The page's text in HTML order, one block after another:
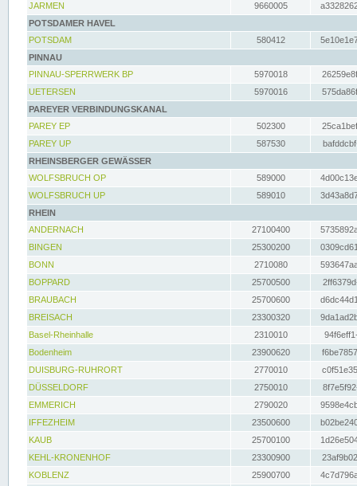
JARMEN
9660005
POTSDAMER HAVEL
POTSDAM
580412
PINNAU
PINNAU-SPERRWERK BP
5970018
UETERSEN
5970016
PAREYER VERBINDUNGSKANAL
PAREY EP
502300
PAREY UP
587530
RHEINSBERGER GEWÄSSER
WOLFSBRUCH OP
589000
WOLFSBRUCH UP
589010
RHEIN
ANDERNACH
27100400
BINGEN
25300200
BONN
2710080
BOPPARD
25700500
BRAUBACH
25700600
BREISACH
23300320
Basel-Rheinhalle
2310010
Bodenheim
23900620
DUISBURG-RUHRORT
2770010
DÜSSELDORF
2750010
EMMERICH
2790020
IFFEZHEIM
23500600
KAUB
25700100
KEHL-KRONENHOF
23300900
KOBLENZ
25900700